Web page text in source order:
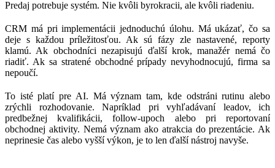
Predaj potrebuje systém. Nie kvôli byrokracii, ale kvôli riadeniu.
CRM má pri implementácii jednoduchú úlohu. Má ukázať, čo sa
deje s každou príležitosťou. Ak sú fázy zle nastavené, reporty
klamú. Ak obchodníci nezapisujú ďalší krok, manažér nemá čo
riadiť. Ak sa stratené obchodné prípady nevyhodnocujú, firma sa
nepoučí.
To isté platí pre AI. Má význam tam, kde odstráni rutinu alebo
zrýchli rozhodovanie. Napríklad pri vyhľadávaní leadov, ich
predbežnej kvalifikácii, follow-upoch alebo pri reportovaní
obchodnej aktivity. Nemá význam ako atrakcia do prezentácie. Ak
neprinesie čas alebo vyšší výkon, je to len ďalší nástroj navyše.